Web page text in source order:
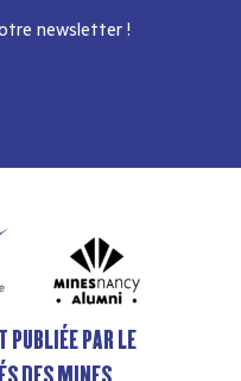
newsletter !
PUBLIÉE PAR LE